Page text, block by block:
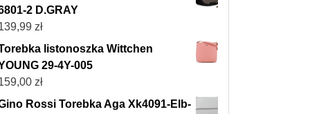
2 D.GRAY
zł
listonoszka Wittchen
29-4Y-005
zł
Rossi Torebka Aga Xk4091-Elb-